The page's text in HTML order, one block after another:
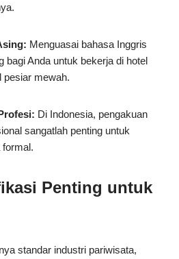
Menguasai bahasa Inggris
bagi Anda untuk bekerja di hotel
pesiar mewah.
Di Indonesia, pengakuan
sangatlah penting untuk
Penting untuk
standar industri pariwisata,